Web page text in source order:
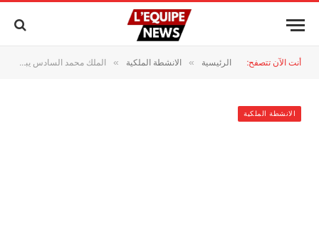
أنت الآن تتصفح: الرئيسية » الانشطة الملكية » الملك محمد السادس يبارك العيد الوطني لجمهورية مالاوي
الانشطة الملكية